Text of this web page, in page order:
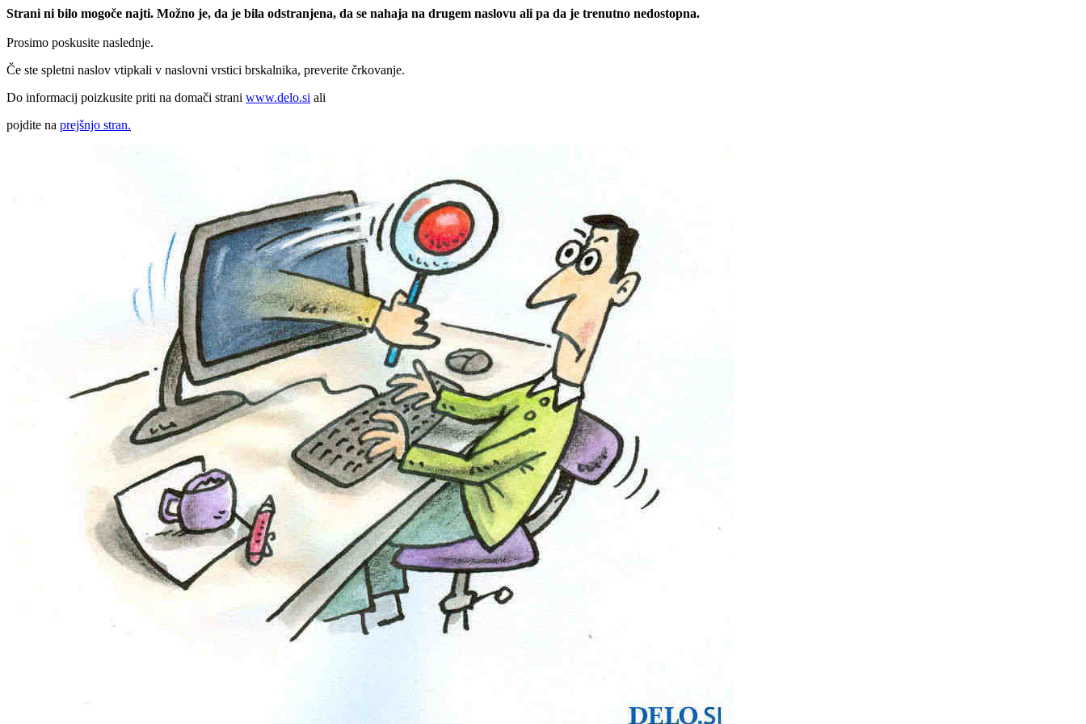
Strani ni bilo mogoče najti. Možno je, da je bila odstranjena, da se nahaja na drugem naslovu ali pa da je trenutno nedostopna.
Prosimo poskusite naslednje.
Če ste spletni naslov vtipkali v naslovni vrstici brskalnika, preverite črkovanje.
Do informacij poizkusite priti na domači strani www.delo.si ali
pojdite na prejšnjo stran.